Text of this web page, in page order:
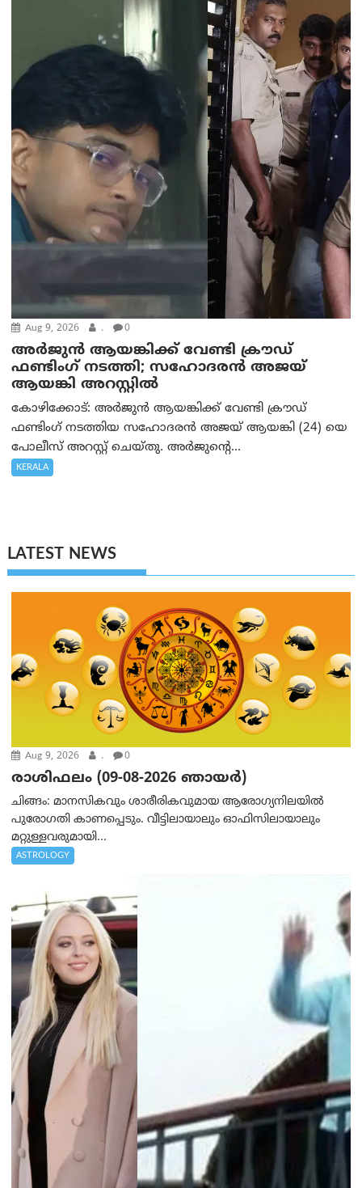
Aug 9, 2026 . 0
അർജുൻ ആയങ്കിക്ക് വേണ്ടി ക്രൗഡ്
ഫണ്ടിംഗ് നടത്തി; സഹോദരന്‍ അജയ്
ആയങ്കി അറസ്റ്റിൽ
കോഴിക്കോട്: അർജുൻ ആയങ്കിക്ക് വേണ്ടി ക്രൗഡ്
ഫണ്ടിംഗ് നടത്തിയ സഹോദരന്‍ അജയ് ആയങ്കി (24) യെ
പോലീസ് അറസ്റ്റ് ചെയ്തു. അർജുന്റെ...
KERALA
LATEST NEWS
Aug 9, 2026 . 0
രാശിഫലം (09-08-2026 ഞായര്‍)
ചിങ്ങം: മാനസികവും ശാരീരികവുമായ ആരോഗ്യനിലയിൽ
പുരോഗതി കാണപ്പെടും. വീട്ടിലായാലും ഓഫിസിലായാലും
മറ്റുള്ളവരുമായി...
ASTROLOGY